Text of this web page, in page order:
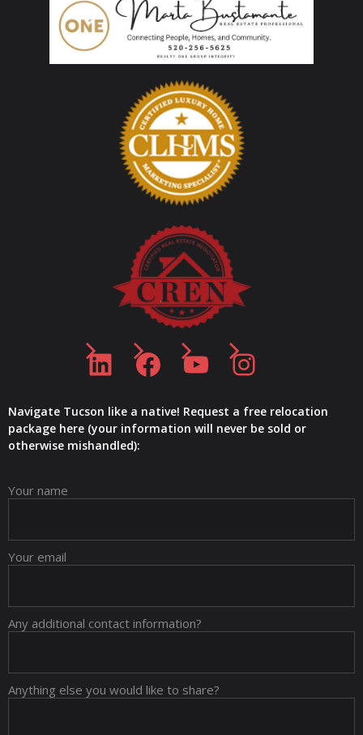
Navigate Tucson like a native! Request a free relocation
package here (your information will never be sold or
otherwise mishandled):
Your name
Your email
Any additional contact information?
Anything else you would like to share?